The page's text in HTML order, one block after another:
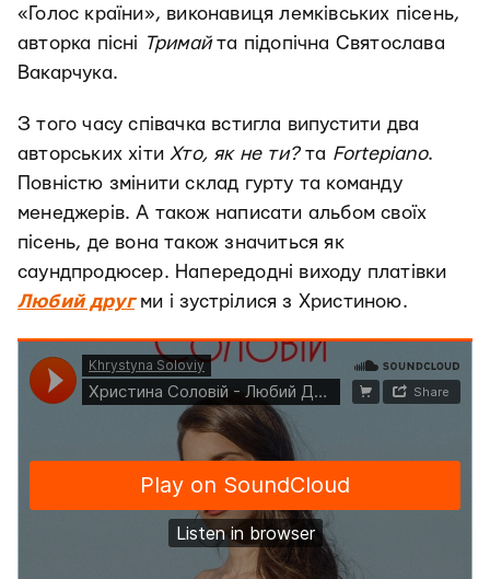
«Голос країни», виконавиця лемківських пісень,
авторка пісні Тримайта підопічна Святослава
Вакарчука.
З того часу співачка встигла випустити два
авторських хіти Хто, як не ти?та Fortepiano.
Повністю змінити склад гурту та команду
менеджерів. А також написати альбом своїх
пісень, де вона також значиться як
саундпродюсер. Напередодні виходу платівки
Любий другми і зустрілися з Христиною.